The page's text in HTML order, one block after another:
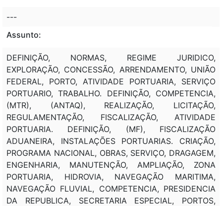
---
Assunto:
DEFINIÇÃO, NORMAS, REGIME JURIDICO,
EXPLORAÇÃO, CONCESSÃO, ARRENDAMENTO, UNIÃO
FEDERAL, PORTO, ATIVIDADE PORTUARIA, SERVIÇO
PORTUARIO, TRABALHO. DEFINIÇÃO, COMPETENCIA,
(MTR), (ANTAQ), REALIZAÇÃO, LICITAÇÃO,
REGULAMENTAÇÃO, FISCALIZAÇÃO, ATIVIDADE
PORTUARIA. DEFINIÇÃO, (MF), FISCALIZAÇÃO
ADUANEIRA, INSTALAÇÕES PORTUARIAS. CRIAÇÃO,
PROGRAMA NACIONAL, OBRAS, SERVIÇO, DRAGAGEM,
ENGENHARIA, MANUTENÇÃO, AMPLIAÇÃO, ZONA
PORTUARIA, HIDROVIA, NAVEGAÇÃO MARITIMA,
NAVEGAÇÃO FLUVIAL, COMPETENCIA, PRESIDENCIA
DA REPUBLICA, SECRETARIA ESPECIAL, PORTOS,